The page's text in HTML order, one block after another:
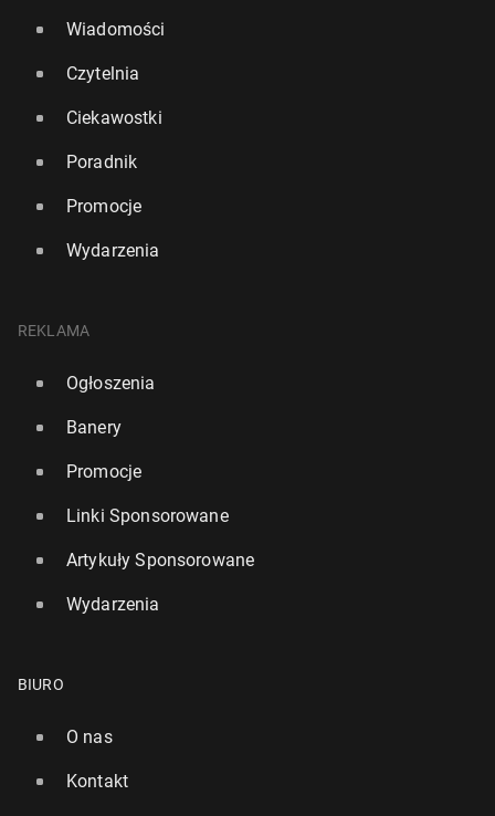
Wiadomości
Czytelnia
Ciekawostki
Poradnik
Promocje
Wydarzenia
REKLAMA
Ogłoszenia
Banery
Promocje
Linki Sponsorowane
Artykuły Sponsorowane
Wydarzenia
BIURO
O nas
Kontakt